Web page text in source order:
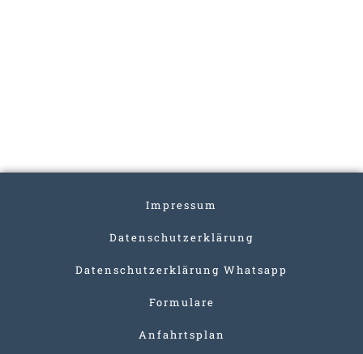
Impressum
Datenschutzerklärung
Datenschutzerklärung Whatsapp
Formulare
Anfahrtsplan